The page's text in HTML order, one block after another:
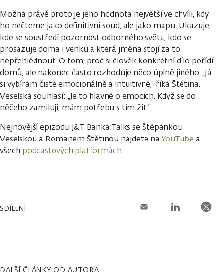
Možná právě proto je jeho hodnota největší ve chvíli, kdy
ho nečteme jako definitivní soud, ale jako mapu. Ukazuje,
kde se soustředí pozornost odborného světa, kdo se
prosazuje doma i venku a která jména stojí za to
nepřehlédnout. O tom, proč si člověk konkrétní dílo pořídí
domů, ale nakonec často rozhoduje něco úplně jiného. „Já
si vybírám čistě emocionálně a intuitivně,“ říká Štětina.
Veselská souhlasí: „Je to hlavně o emocích. Když se do
něčeho zamiluji, mám potřebu s tím žít.“
Nejnovější epizodu J&T Banka Talks se Štěpánkou
Veselskou a Romanem Štětinou najdete na YouTube a
všech podcastových platformách.
SDÍLENÍ
DALŠÍ ČLÁNKY OD AUTORA